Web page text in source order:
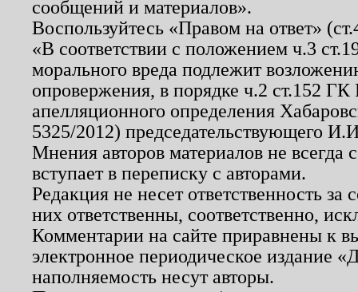
сообщений и материалов».
Воспользуйтесь «Правом на ответ»
«В соответствии с положением ч.3
морального вреда подлежит
опровержения, в порядке ч.2 ст.152
апелляционного определения
5325/2012) председательствующего
Мнения авторов материалов не
вступает в переписку с авторами.
Редакция не несет ответственность
них ответственны, соответственно,
Комментарии на сайте приравнены к
электронное периодическое издание
наполняемость несут авторы.